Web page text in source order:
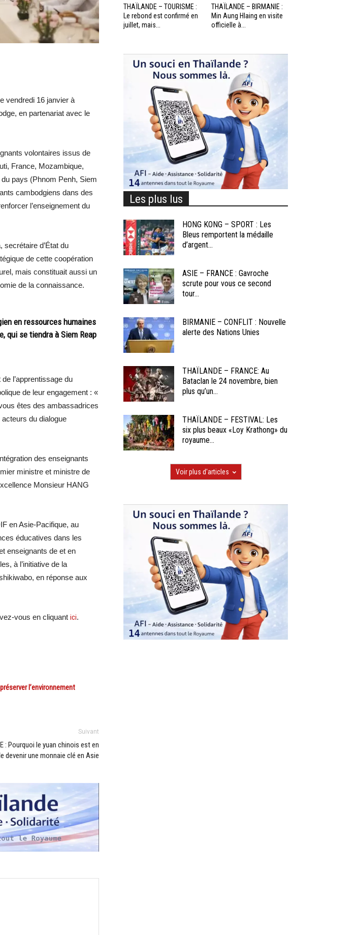
vendredi 16 janvier à
en partenariat avec le
volontaires issus de
France, Mozambique,
pays (Phnom Penh, Siem
cambodgiens dans des
l’enseignement du
d’État du
de cette coopération
mais constituait aussi un
de la connaissance.
en ressources humaines
qui se tiendra à Siem Reap
l’apprentissage du
de leur engagement : «
êtes des ambassadrices
du dialogue
des enseignants
ministre et ministre de
Monsieur HANG
en Asie-Pacifique, au
éducatives dans les
enseignants de et en
à l’initiative de la
en réponse aux
vous en cliquant ici.
l’environnement
Suivant
: Pourquoi le yuan chinois est en
devenir une monnaie clé en Asie
THAÏLANDE – TOURISME :
Le rebond est confirmé en
juillet, mais...
THAÏLANDE – BIRMANIE :
Min Aung Hlaing en visite
officielle à...
Les plus lus
HONG KONG – SPORT : Les
Bleus remportent la médaille
d’argent...
ASIE – FRANCE : Gavroche
scrute pour vous ce second
tour...
BIRMANIE – CONFLIT : Nouvelle
alerte des Nations Unies
THAÏLANDE – FRANCE: Au
Bataclan le 24 novembre, bien
plus qu’un...
THAÏLANDE – FESTIVAL: Les
six plus beaux «Loy Krathong» du
royaume...
Voir plus d'articles